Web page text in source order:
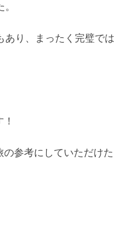
あり、まったく完璧では
参考にしていただけた